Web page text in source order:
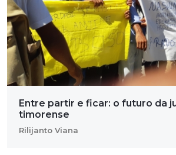
Entre partir e ficar: o futuro da
timorense
Rilijanto Viana